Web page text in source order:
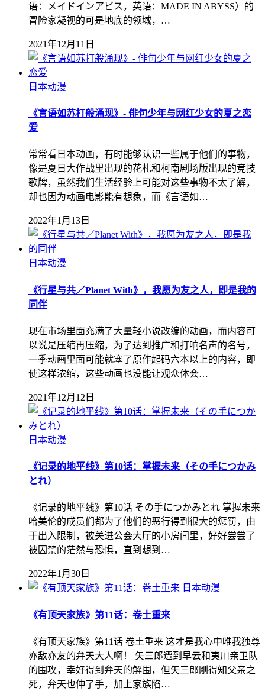
语：メイドインアビス，英语：MADE IN ABYSS）的
冒险家凝视的可是地底的领域，…
2021年12月11日
日本动漫
《言语如苏打般涌现》- 俳句少年与网红少女的夏之恋
爱
常常看日本动画，有时能够认识一些属于他们的事物，
像是夏日大作战里出现的花札和柯南剧场版出现的竞技
歌牌，虽然我们生活经验上可能对这些事物不太了解，
却也因为动画电影能有想象，而《言语如…
2022年1月13日
日本动漫
《行星与共／Planet With》，我愿为友之人，即是我的
同伴
现在市场里面充满了大量轻小说改编的动画，而内容可
以说是压缩再压缩，为了达到推广和打响名声的名号，
一季动画里面可能就塞了原作起码六本以上的内容，即
使这样浓缩，这些动画也没能让观众体会…
2021年12月12日
日本动漫
《记录的地平线》第10话：掌握未来（その手につかみ
とれ）
《记录的地平线》第10话 その手につかみとれ 掌握未来
哈美伦的成员们都为了他们的恶行得到很大的惩罚，由
于出入限制，被关进公会大厅的小房间里，好好尝尝了
被囚禁的茫然与恐惧，直到想到…
2022年1月30日
日本动漫
《有顶天家族》第11话：卷土重来
《有顶天家族》第11话 卷土重来 这才是我心中唯我独尊
亦敌亦友的弁天大人啊！ 矢三郎遭到早云和夷川亲卫队
的围攻，幸好得到弁天的解围，但矢三郎刚得知父亲之
死，弁天也伸了手，加上家族陷…